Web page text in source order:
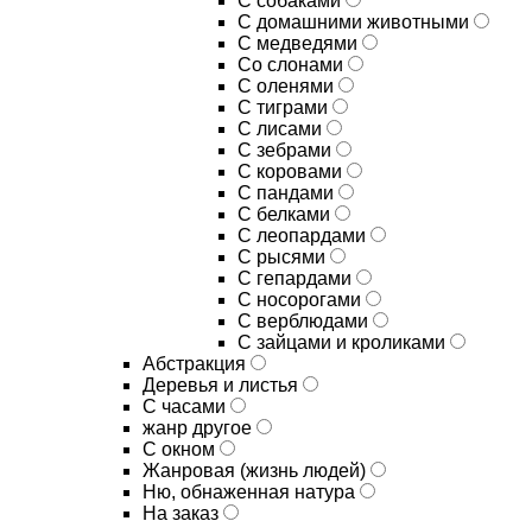
С домашними животными
С медведями
Со слонами
С оленями
С тиграми
С лисами
С зебрами
С коровами
С пандами
С белками
С леопардами
С рысями
С гепардами
С носорогами
С верблюдами
С зайцами и кроликами
Абстракция
Деревья и листья
С часами
жанр другое
С окном
Жанровая (жизнь людей)
Ню, обнаженная натура
На заказ